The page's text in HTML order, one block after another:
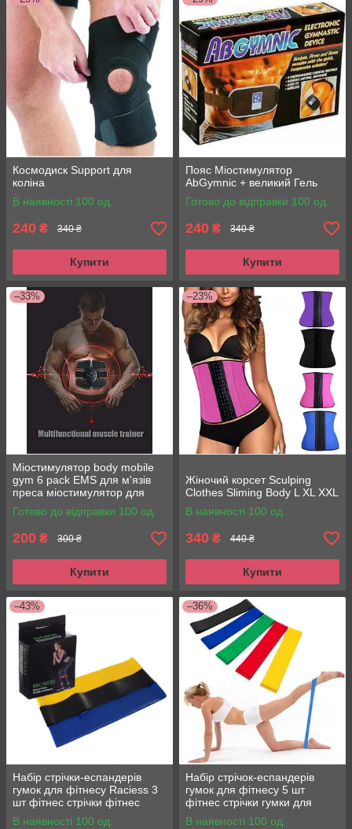
Космодиск Support для
коліна
В наявності 100 од.
240 ₴ 340 ₴
Купити
Пояс Міостимулятор
AbGymnic + великий Гель
Готово до відправки 100 од.
240 ₴ 340 ₴
Купити
–33%
Міостимулятор body mobile
gym 6 pack EMS для м'язів
преса міостимулятор для
преса в домашніх умовах
Готово до відправки 100 од.
200 ₴ 300 ₴
Купити
–23%
Жіночий корсет Sculping
Clothes Sliming Body L XL XXL
В наявності 100 од.
340 ₴ 440 ₴
Купити
–43%
Набір стрічки-еспандерів
гумок для фітнесу Raciess 3
шт фітнес стрічки фітнес
стрічки ґуми
В наявності 100 од.
–36%
Набір стрічок-еспандерів
гумок для фітнесу 5 шт
фітнес стрічки гумки для
фітнесу
В наявності 100 од.